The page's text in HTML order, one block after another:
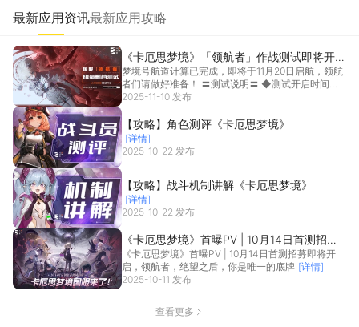
最新应用资讯最新应用攻略
《卡厄思梦境》「领航者」作战测试即将开
启，11月20日一起探索卡厄思！
梦境号航道计算已完成，即将于11月20日启航，领航
者们请做好准备！ 〓测试说明〓 ◆测试开启时间：
1... [详情]
2025-11-10 发布
【攻略】角色测评《卡厄思梦境》
[详情]
2025-10-22 发布
【攻略】战斗机制讲解《卡厄思梦境》
[详情]
2025-10-22 发布
《卡厄思梦境》首曝PV | 10月14日首测招募
即将开启，领航者，绝望之后，你是唯一的底
牌
《卡厄思梦境》首曝PV | 10月14日首测招募即将开
启，领航者，绝望之后，你是唯一的底牌 [详情]
2025-10-11 发布
查看更多